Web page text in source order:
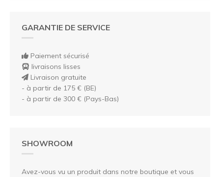
GARANTIE DE SERVICE
Paiement sécurisé
livraisons lisses
Livraison gratuite
- à partir de 175 € (BE)
- à partir de 300 € (Pays-Bas)
SHOWROOM
Avez-vous vu un produit dans notre boutique et vous